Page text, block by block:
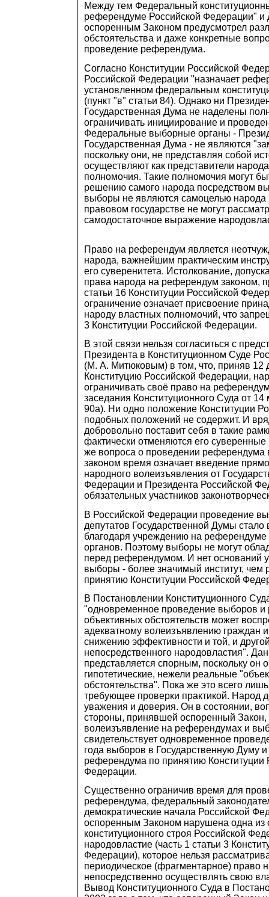
Между тем Федеральный
референдуме Российской Федерации" и
оспоренным Законом предусмотрел
обстоятельства и даже конкретные
проведение референдума.
Согласно Конституции Российской
Российской Федерации "назначает
установленном федеральным
(пункт "в" статьи 84). Однако ни
Государственная Дума не наделены
ограничивать инициирование и
Федеральные выборные органы -
Государственная Дума - не являются
поскольку они, не представляя собой
осуществляют как представители
полномочия. Такие полномочия могут
решению самого народа посредством
выборы не являются самоцелью народа
правовом государстве не могут
самодостаточное выражение
Право на референдум является
народа, важнейшим практическим
его суверенитета. Истолкование,
права народа на референдум законом,
статьи 16 Конституции Российской
ограничение означает присвоение
народу властных полномочий, что
3 Конституции Российской Федерации.
В этой связи нельзя согласиться с
Президента в Конституционном Суде
(М. А. Митюковым) в том, что, приняв 12
Конституцию Российской Федерации,
ограничивать своё право на
заседания Конституционного Суда от 14
90а). Ни одно положение Конституции
подобных положений не содержит. И
добровольно поставит себя в такие
фактически отменяются его
же вопроса о проведении референдума
законом время означает введение
народного волеизъявления от
Федерации и Президента Российской
обязательных участников
В Российской Федерации проведение
депутатов Государственной Думы
благодаря учреждению на
органов. Поэтому выборы не могут
перед референдумом. И нет оснований
выборы - более значимый институт, чем
принятию Конституции Российской
В Постановлении Конституционного
"одновременное проведение выборов
объективных обстоятельств может
адекватному волеизъявлению граждан и
снижению эффективности и той, и
непосредственного народовластия".
представляется спорным, поскольку он
гипотетические, нежели реальные
обстоятельства". Пока же это всего
требующее проверки практикой. Народ
уважения и доверия. Он в состоянии,
стороны, принявшей оспоренный Закон,
волеизъявление на референдумах и
свидетельствует одновременное
года выборов в Государственную Думу
референдума по принятию Конституции
Федерации.
Существенно ограничив время для
референдума, федеральный
демократические начала Российской
оспоренным Законом нарушена одна из
конституционного строя Российской
народовластие (часть 1 статьи 3
Федерации), которое нельзя
периодическое (фрагментарное) право
непосредственно осуществлять свою
Вывод Конституционного Суда в